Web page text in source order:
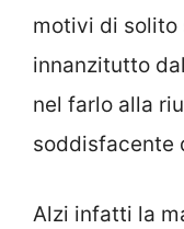
motivi di solito
innanzitutto
nel farlo alla
soddisfacente
Alzi infatti la